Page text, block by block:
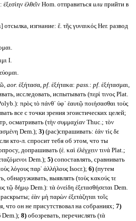
ἐλθεῖν Hom. отправиться или прийти в
отсылка, изгнание: ἔ. τῆς γυναικός Her. развод
I.
aor. ἐξήτασα, pf. ἐξήτακα: pass.: pf. ἐξήτασμαι,
исследовать, испытывать (περί τινος Plat.
πρὸς τὸ πάνθ᾽ ὑφ᾽ ἑαυτῷ ποιήσασθαι τοὺς
все с точки зрения эгоистических целей;
осматривать (τὴν συμμαχίαν Thuc.; τὸν
Dem.); 3)(рас)спрашивать: ἐάν τίς δε
кто-л. спросит тебя об этом, что ты
допрашивать (ἐ. καὶ ἐλέγχειν τινά Plat.;
Dem.); 5)сопоставлять, сравнивать
λόγους παρ᾽ ἀλλήλους Isocr.); 6)(путем
обнаруживать, выявлять (τοὺς κακούς τε
τῷ δήμῳ Dem.): τὰ ὀνείδη ἐξετασθήσεται Dem.
ἐὰν μὴ παρὼν ἐξετάζηται τοῖς
что он не присутствовал на собраниях; 7)
Dem.); 8)обозревать, перечислять (τὰ